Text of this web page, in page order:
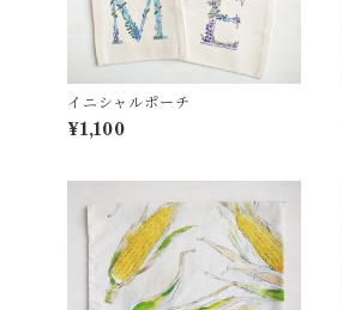
イニシャルポーチ
¥1,100